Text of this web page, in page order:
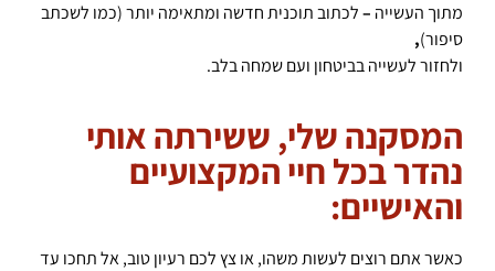
מתוך העשייה –לכתוב תוכנית חדשה ומתאימה יותר (כמו לשכתב
סיפור),
ולחזור לעשייה בביטחון ועם שמחה בלב.
המסקנה שלי, ששירתה אותי
נהדר בכל חיי המקצועיים
והאישיים:
כאשר אתם רוצים לעשות משהו, או צץ לכם רעיון טוב, אל תחכו עד